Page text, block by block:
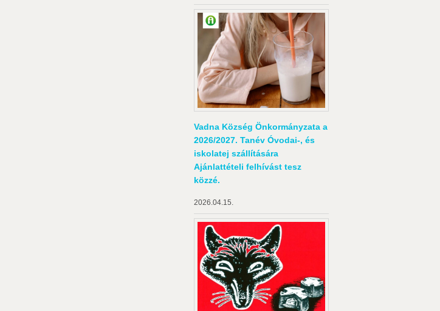
Vadna Község Önkormányzata a
2026/2027. Tanév Óvodai-, és
iskolatej szállítására
Ajánlattételi felhívást tesz
közzé.
2026.04.15.